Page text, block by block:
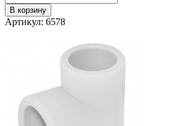
В корзину
Артикул: 6578